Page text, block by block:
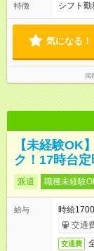
特徴 シフト勤
気になる！
掲
【未経験OK
ク！17時台定
派遣 職種未経験
給与
時給
交通
交通費